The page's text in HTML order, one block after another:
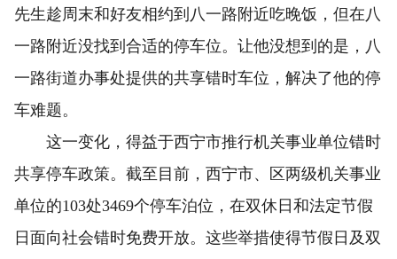
先生趁周末和好友相约到八一路附近吃晚饭，但在八
一路附近没找到合适的停车位。让他没想到的是，八
一路街道办事处提供的共享错时车位，解决了他的停
车难题。
这一变化，得益于西宁市推行机关事业单位错时
共享停车政策。截至目前，西宁市、区两级机关事业
单位的103处3469个停车泊位，在双休日和法定节假
日面向社会错时免费开放。这些举措使得节假日及双